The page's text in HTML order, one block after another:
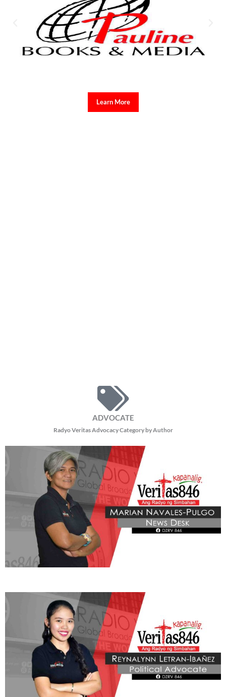
Learn More
ADVOCATE
Radyo Veritas Advocacy Category by Author